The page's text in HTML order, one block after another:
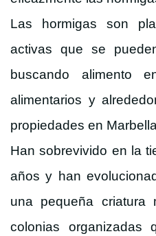
Las hormigas son
activas que se
buscando alimento
alimentarios y
propiedades en
Han sobrevivido en la
años y han
una pequeña criatura
colonias organizadas